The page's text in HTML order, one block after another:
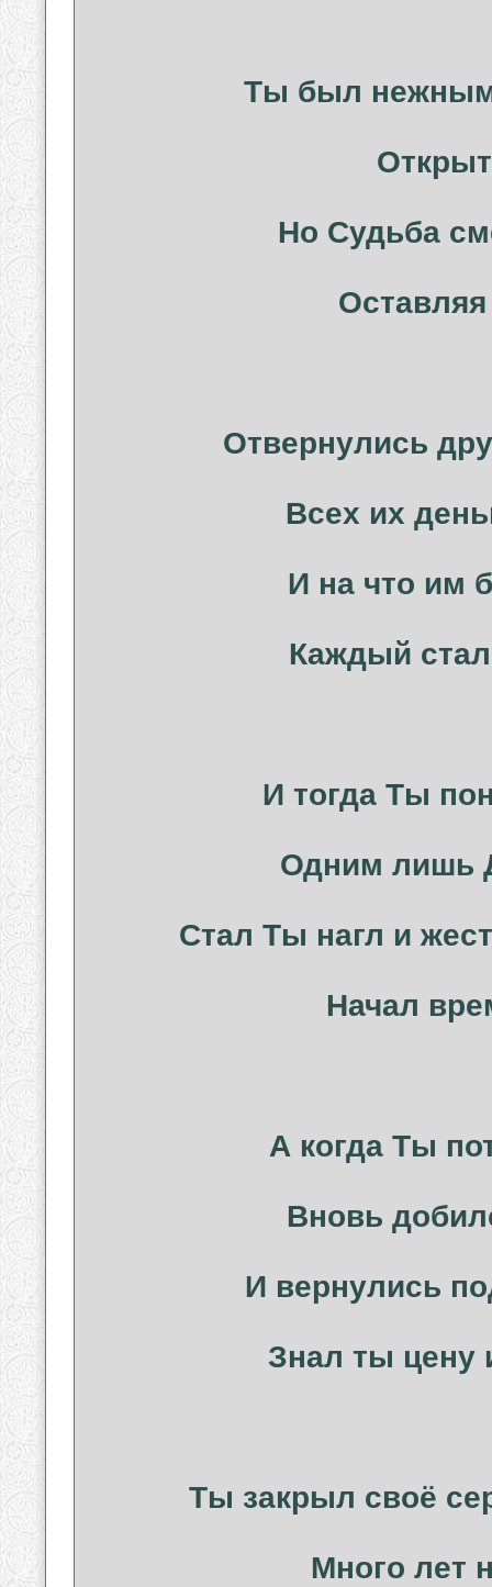
Ты был
Но Судьба
Отвернулись
Всех их
И на что им
Каждый
И тогда Ты
Одним лишь
Стал Ты нагл и
Начал
А когда Ты
Вновь
И вернулись
Знал ты цену
Ты закрыл своё
Много лет